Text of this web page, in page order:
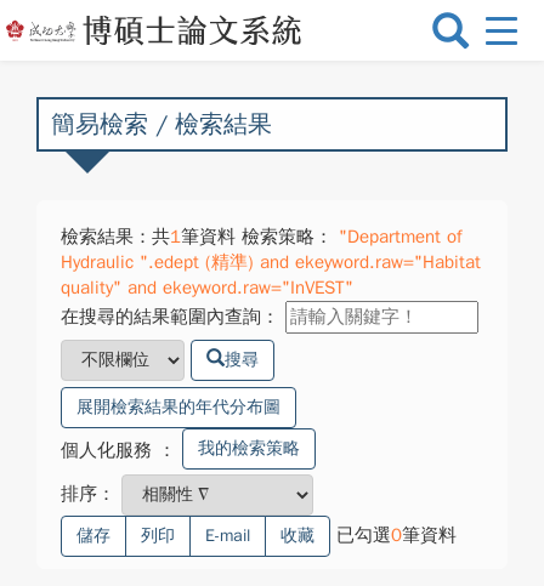
選
換
簡易檢索 / 檢索結果
檢索結果：共1筆資料 檢索策略：
"Department of
Hydraulic ".edept (精準) and ekeyword.raw="Habitat
quality" and ekeyword.raw="InVEST"
在搜尋的結果範圍內查詢：
搜尋
展開檢索結果的年代分布圖
個人化服務 ： 我的檢索策略
排序：
儲存 列印 E-mail 收藏 已勾選0筆資料